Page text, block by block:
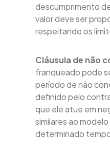
descumprimento
valor deve ser
respeitando os
Cláusula de não
franqueado pode
período de não
definido pelo
que ele atue em
similares ao
determinado